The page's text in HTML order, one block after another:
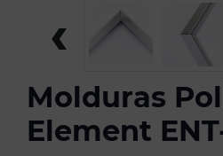
‹
Molduras
Element